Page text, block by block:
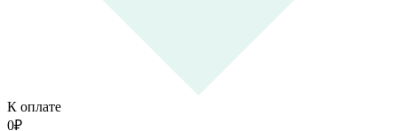
К оплате
0₽